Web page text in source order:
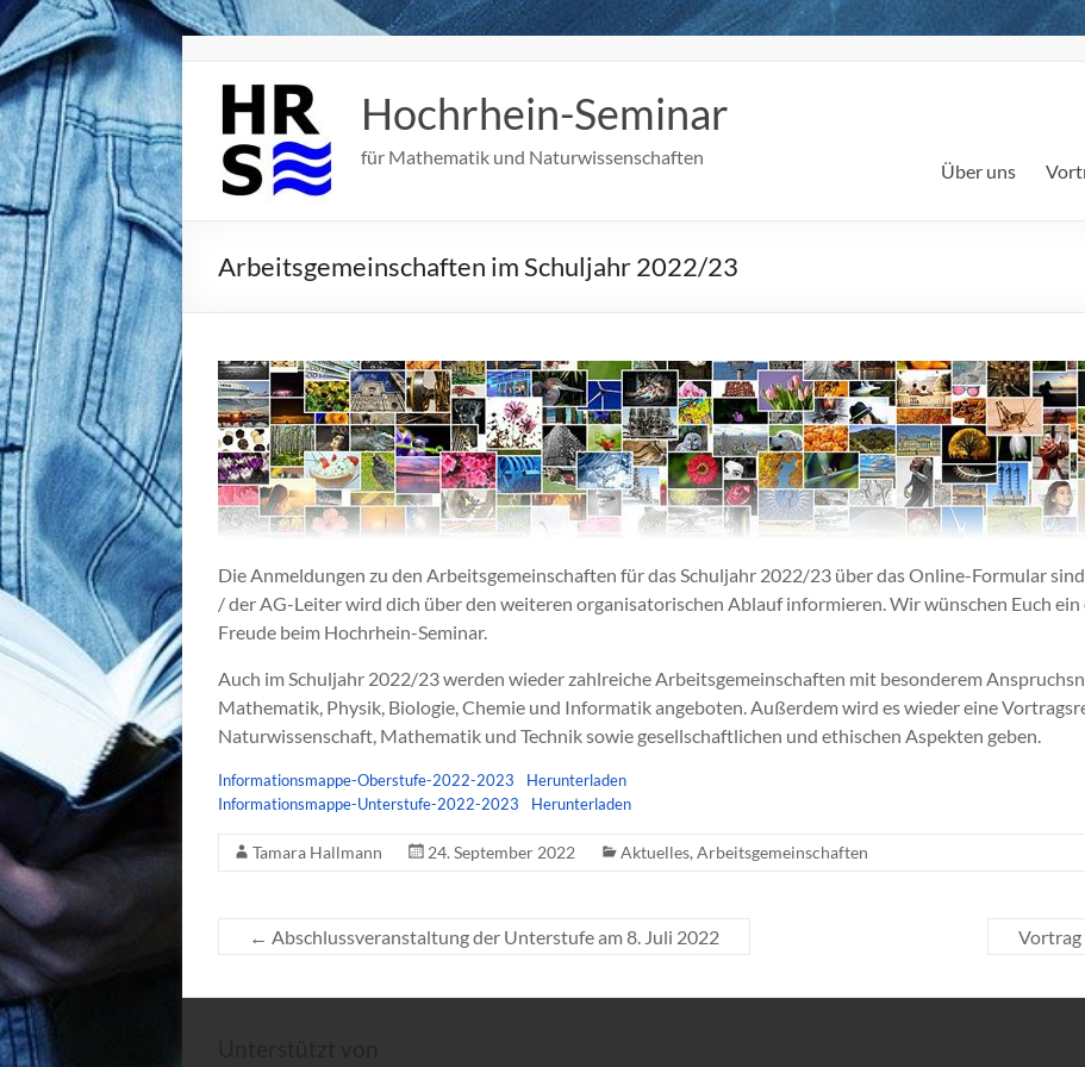
Zum
Inhalt
springen
Hochrhein-Seminar
für Mathematik und Naturwissenschaften
Über uns
Arbeitsgemeinschaften im Schuljahr 2022/23
Die Anmeldungen zu den Arbeitsgemeinschaften für das Schuljahr 2022/23 über das Online-Formular
/ der AG-Leiter wird dich über den weiteren organisatorischen Ablauf informieren. Wir wünschen Euch
Freude beim Hochrhein-Seminar.
Auch im Schuljahr 2022/23 werden wieder zahlreiche Arbeitsgemeinschaften mit besonderem
Mathematik, Physik, Biologie, Chemie und Informatik angeboten. Außerdem wird es wieder eine
Naturwissenschaft, Mathematik und Technik sowie gesellschaftlichen und ethischen Aspekten geben.
Informationsmappe-Oberstufe-2022-2023
Herunterladen
Informationsmappe-Unterstufe-2022-2023
Herunterladen
Tamara Hallmann 24. September 2022 Aktuelles, Arbeitsgemeinschaften
← Abschlussveranstaltung der Unterstufe am 8. Juli 2022 Vortrag